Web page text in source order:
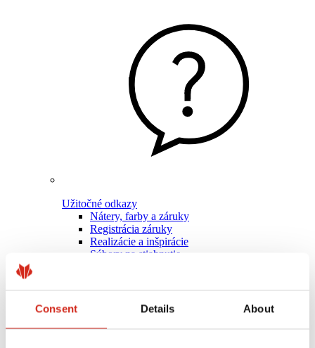
Consent Details About
Užitočné odkazy
Nátery, farby a záruky
Registrácia záruky
Realizácie a inšpirácie
Súbory na stiahnutie